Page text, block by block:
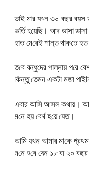
তাই মার যখন ৩০ বছর বয়স
ভ‌র্তি হ‌য়ে‌ছি। আর ডাসা
হাত‌ মে‌রেই শান্ত থাক‌তে
ত‌বে বন্ধু‌দের পাল্লায় প‌রে
কিন্তু তেমন একটা মজা
এবার আ‌সি আসল কথায়।
ম‌নে হয় বের্থ হ‌য়ে যেত।
আমি যখন আমার মা‌কে
ম‌নে হ‌বে যেন ১৮ বা ২০